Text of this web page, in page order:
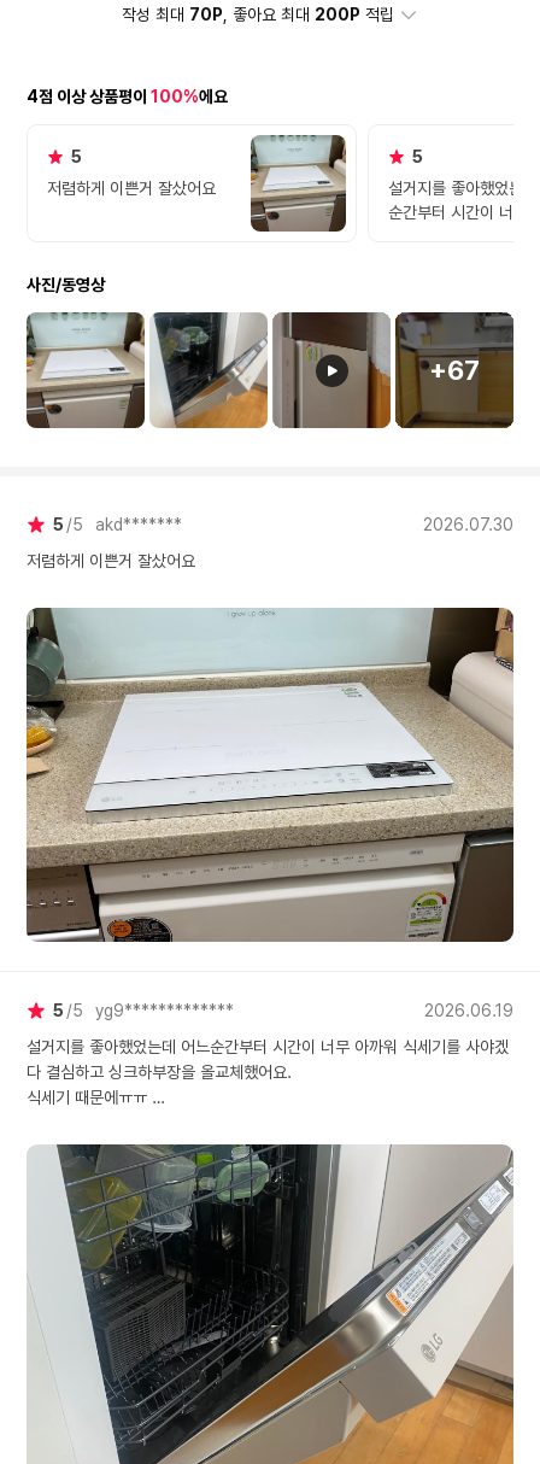
작성 최대 70P , 좋아요 최대 200P 적립
4점 이상 상품평이 100%에요
5
저렴하게 이쁜거 잘샀어요
5
설거지를 좋아했었는
순간부터 시간이 너무
이마트에서 가전을 주
다보니 틈만나면 어플
서 핫딜뜨기만 기다렸
완전 저렴하게 구매부
월18일 입니다 ㅋㅋㅋ
설치하시는 내내 옆에
제일 맘에 드네요. 전
기 미역국 끓인 소기름
냄비,눌러붙은 미역몇
떼고 넣었는데 세상에
소 손설거지보다 더 깨
게 씻겨나오네요.국자
른 기름진 플라스틱 그
얼마나 뽀드득 씻겨나
ㅎㅎㅎ 이 날씨에 그런
설거지 하려면 고온수
번이나 헹궈가며 땀뻘
며 겨우 해야될일을 황
게 끝내버리네요 ㅋㅋ
전제품에 이렇게 흥분하기는
이나 린스 안써도 되고
사진/동영상
+67
5 5 akd*******
2026.07.30
저렴하게 이쁜거 잘샀어요
5 5 yg9*************
2026.06.19
설거지를 좋아했었는데 어느순간부터 시간이 너무 아까워 식세기를 사야겠
다 결심하고 싱크하부장을 올교체했어요.
식세기 때문에ㅠㅠ
다렸다가 완전 저렴하게 구매부터 했어요.5월3일구매 설치는 6월18일 입
니다 ㅋㅋㅋ
한달이상 배송보류도 감사합니다.
프로설치 기사님 께서 어찌나 유쾌하게 작업하시던지 설치하시는 내내 옆에
서 구경하면서 즐거웠네요^^
정말 감사드립니다^^
서론이 길었고 살면서 산 가전제품 중에 제일 맘에 드네요.
전날 소고기 미역국 끓인 소기름 범벅 냄비,눌러붙은 미역몇개만 떼고 넣었
는데 세상에 평소 손설거지보다 더 깨끗하게 씻겨나오네요.국자나 다른 기
름진 플라스틱 그릇들 얼마나 뽀드득 씻겨나오는지 ㅎㅎㅎ 이 날씨에 그런
기름설거지 하려면 고온수로 몇번이나 헹궈가며 땀뻘뻘흘리며 겨우 해야될
일을 황당하게 끝내버리네요 ㅋㅋㅋ
가전제품에 이렇게 흥분하기는 첨이에요ㅋㅋㅋ